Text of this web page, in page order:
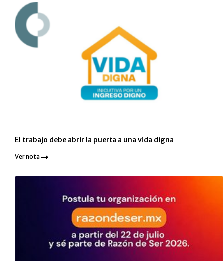
El trabajo debe abrir la puerta a una vida digna
Ver nota